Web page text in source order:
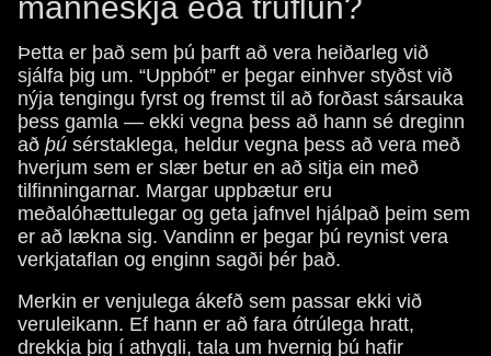
manneskja eða truflun?
Þetta er það sem þú þarft að vera heiðarleg við
sjálfa þig um. “Uppbót” er þegar einhver styðst við
nýja tengingu fyrst og fremst til að forðast sársauka
þess gamla — ekki vegna þess að hann sé dreginn
að þú sérstaklega, heldur vegna þess að vera með
hverjum sem er slær betur en að sitja ein með
tilfinningarnar. Margar uppbætur eru
meðalóhættulegar og geta jafnvel hjálpað þeim sem
er að lækna sig. Vandinn er þegar þú reynist vera
verkjataflan og enginn sagði þér það.
Merkin er venjulega ákefð sem passar ekki við
veruleikann. Ef hann er að fara ótrúlega hratt,
drekkja þig í athygli, tala um hvernig þú hafir